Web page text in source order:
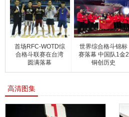
首场RFC-WOTD综
合格斗联赛在台湾
圆满落幕
世界综合格斗锦标
赛落幕 中国队1金2
铜创历史
高清图集